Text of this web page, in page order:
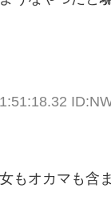
もオカマも含